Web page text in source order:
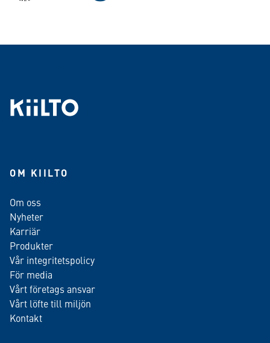
OM KIILTO
Om oss
Nyheter
Karriär
Produkter
Vår integritetspolicy
För media
Vårt företags ansvar
Vårt löfte till miljön
Kontakt